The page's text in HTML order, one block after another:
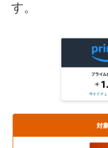
す。